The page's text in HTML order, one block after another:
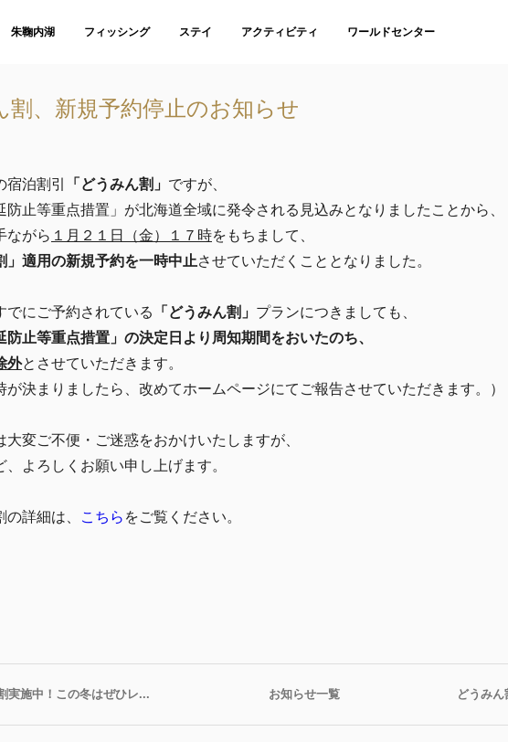
朱鞠内湖 フィッシング ステイ アクティビティ ワールドセンター
割、新規予約停止のお知らせ
泊割引 「どうみん割」 ですが、
防止等重点措置」が北海道全域に発令される見込みとなりましたことから、
ながら １月２１日（金）１７時をもちまして、
」適用の新規予約を一時中止させていただくこととなりました。
でにご予約されている 「どうみん割」 プランにつきましても、
防止等重点措置」の決定日より周知期間をおいたのち、
外とさせていただきます。
が決まりましたら、改めてホームページにてご報告させていただきます。）
大変ご不便・ご迷惑をおかけいたしますが、
、よろしくお願い申し上げます。
詳細は、 こちら をご覧ください。
実施中！この冬はぜひレ... お知らせ一覧 どうみ